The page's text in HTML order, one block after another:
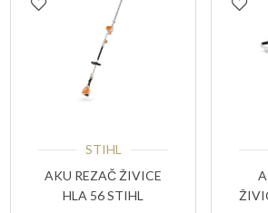
STIHL
AKU REZAČ ŽIVICE
HLA 56 STIHL